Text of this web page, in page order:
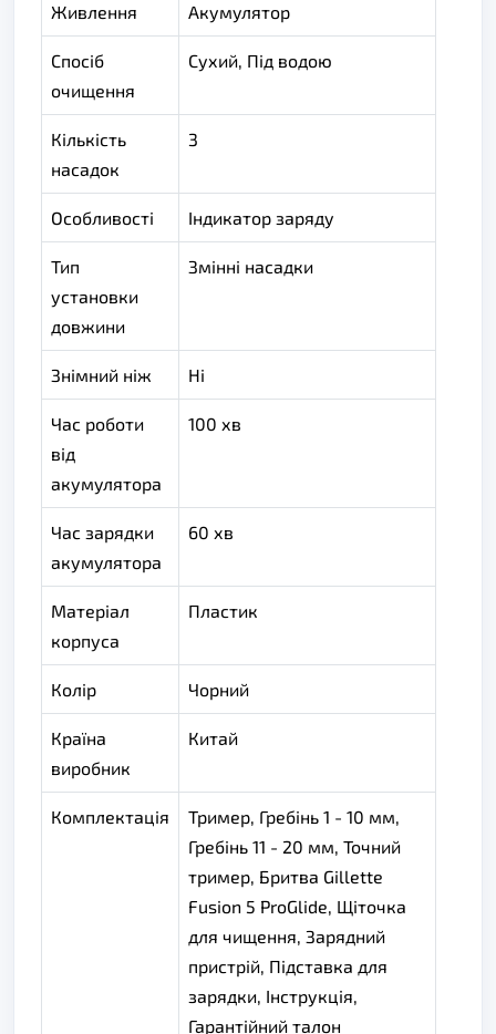
Живлення Акумулятор
Спосіб
очищення
Сухий, Під водою
Кількість
насадок
3
Особливості Iндикатор заряду
Тип
установки
довжини
Змінні насадки
Знімний ніж Ні
Час роботи
від
акумулятора
100 хв
Час зарядки
акумулятора
60 хв
Матеріал
корпуса
Пластик
Колір Чорний
Країна
виробник
Китай
Комплектація
Тример, Гребінь 1 - 10 мм,
Гребінь 11 - 20 мм, Точний
тример, Бритва Gillette
Fusion 5 ProGlide, Щіточка
для чищення, Зарядний
пристрій, Підставка для
зарядки, Інструкція,
Гарантійний талон